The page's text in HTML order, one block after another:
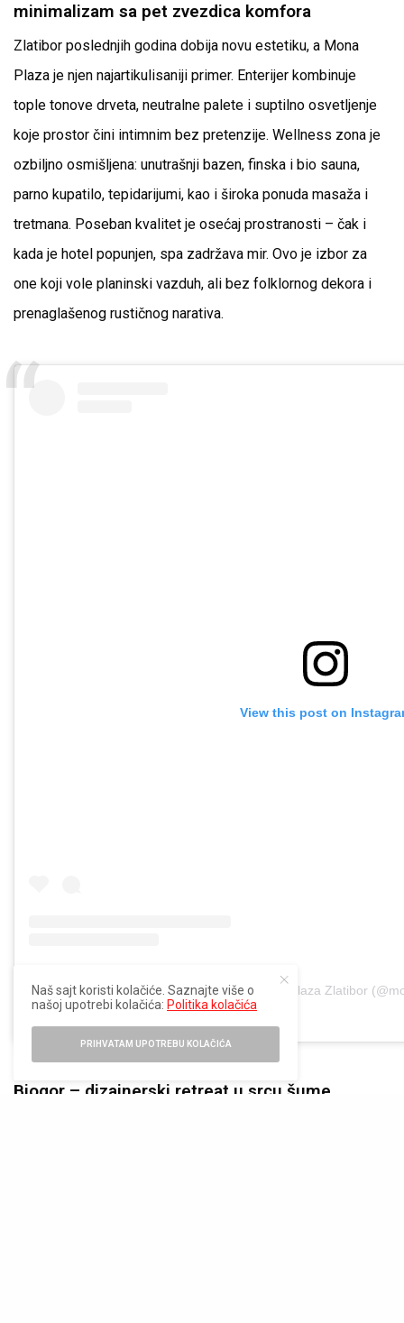
minimalizam sa pet zvezdica komfora
Zlatibor poslednjih godina dobija novu estetiku, a Mona
Plaza je njen najartikulisaniji primer. Enterijer kombinuje
tople tonove drveta, neutralne palete i suptilno osvetljenje
koje prostor čini intimnim bez pretenzije. Wellness zona je
ozbiljno osmišljena: unutrašnji bazen, finska i bio sauna,
parno kupatilo, tepidarijumi, kao i široka ponuda masaža i
tretmana. Poseban kvalitet je osećaj prostranosti – čak i
kada je hotel popunjen, spa zadržava mir. Ovo je izbor za
one koji vole planinski vazduh, ali bez folklornog dekora i
prenaglašenog rustičnog narativa.
View this post on
A post shared by Mona Plaza Zlatibor
Biogor – dizajnerski retreat u srcu šume
Naš sajt koristi kolačiće. Saznajte više o
našoj upotrebi kolačića: Politika kolačića
PRIHVATAM UPOTREBU KOLAČIĆA